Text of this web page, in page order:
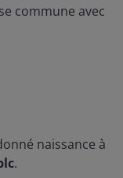
commune avec
naissance à
.